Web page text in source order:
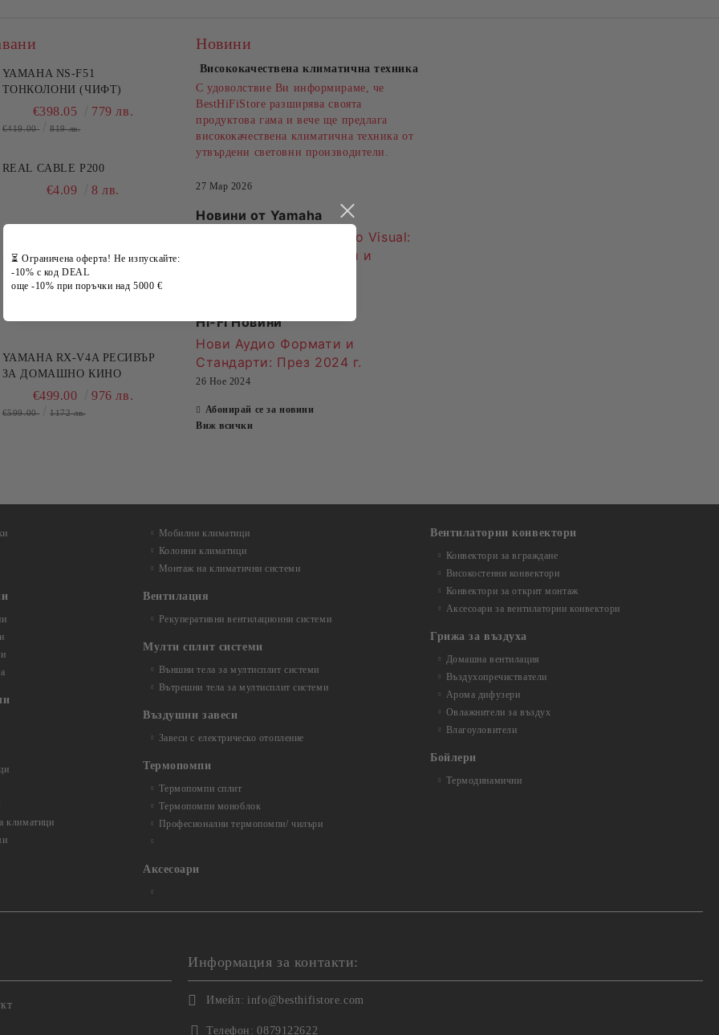
YAMAHA NS-F51
ТОНКОЛОНИ (ЧИФТ)
€398.05 779 лв.
€419.00 819 лв.
REAL CABLE P200
€4.09 8 лв.
REAL CABLE CBV130016
€8.18 16 лв.
YAMAHA RX-V4A РЕСИВЪР
ЗА ДОМАШНО КИНО
€499.00 976 лв.
€599.00 1172 лв.
Новини
Висококачествена климатична техника
С удоволствие Ви информираме, че
BestHiFiStore разширява своята
продуктова гама и вече ще предлага
висококачествена климатична техника от
утвърдени световни производители.
27 Мар 2026
Новини от Yamaha
Новини от Yamaha Audio Visual:
Иновативни Технологии и
Hi-Fi Новини
Нови Аудио Формати и
Стандарти: През 2024 г.
26 Ное 2024
Абонирай се за новини
Виж всички
климатици
Мобилни климатици
Колонни климатици
Монтаж на климатични системи
Вентилация
Рекуперативни вентилационни системи
Мулти сплит системи
Външни тела за мултисплит системи
Вътрешни тела за мултисплит системи
Въздушни завеси
Завеси с електрическо отопление
Термопомпи
Термопомпи сплит
Термопомпи моноблок
Професионални термопомпи/ чилъри
Аксесоари
Вентилаторни конвектори
Конвектори за вграждане
Високостенни конвектори
Конвектори за открит монтаж
Аксесоари за вентилаторни конвектори
Грижа за въздуха
Домашна вентилация
Въздухопречистватели
Арома дифузери
Овлажнители за въздух
Влагоуловители
Бойлери
Термодинамични
Информация за контакти:
Имейл: info@besthifistore.com
Телефон: 0879122622
⏳ Ограничена оферта! Не изпускайте:
-10% с код DEAL
още -10% при поръчки над 5000 €